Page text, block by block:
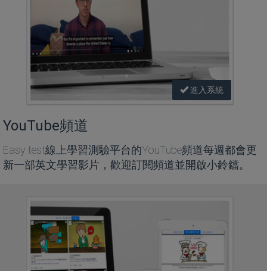
進入系統
YouTube頻道
Easy test線上學習測驗平台的YouTube頻道每週都會更
新一部英文學習影片，歡迎訂閱頻道並開啟小鈴鐺。